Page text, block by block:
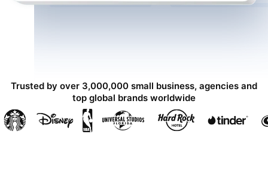
Trusted by over 3,000,000 small business, agencies and
top global brands worldwide